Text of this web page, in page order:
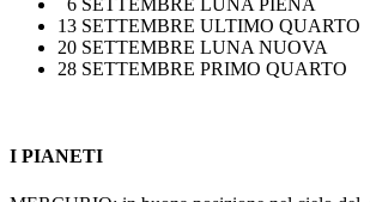
6 SETTEMBRE LUNA PIENA
13 SETTEMBRE ULTIMO QUARTO
20 SETTEMBRE LUNA NUOVA
28 SETTEMBRE PRIMO QUARTO
I PIANETI